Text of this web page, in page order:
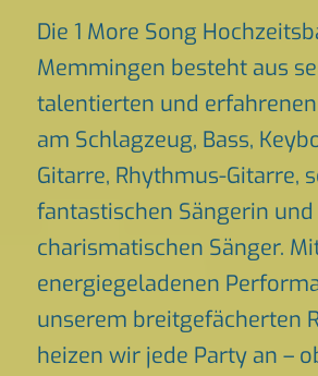
Die 1 More Song
Memmingen besteht aus
talentierten und
am Schlagzeug, Bass,
Gitarre, Rhythmus-Gitarre,
fantastischen Sängerin
charismatischen Sänger.
energiegeladenen
unserem breitgefächerten
heizen wir jede Party an –